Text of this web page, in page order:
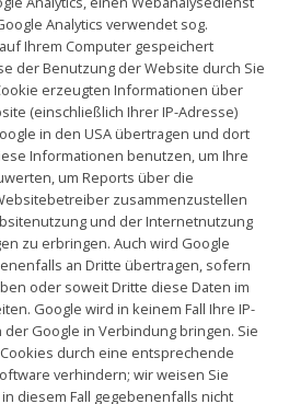
Analytics verwendet sog.
Ihrem Computer gespeichert
der Benutzung der Website durch Sie
erzeugten Informationen über
(einschließlich Ihrer IP-Adresse)
in den USA übertragen und dort
Informationen benutzen, um Ihre
um Reports über die
zusammenzustellen
und der Internetnutzung
zu erbringen. Auch wird Google
an Dritte übertragen, sofern
oder soweit Dritte diese Daten im
Google wird in keinem Fall Ihre IP-
Google in Verbindung bringen. Sie
durch eine entsprechende
verhindern; wir weisen Sie
diesem Fall gegebenenfalls nicht